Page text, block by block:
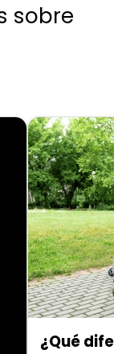
sobre
¿Qué